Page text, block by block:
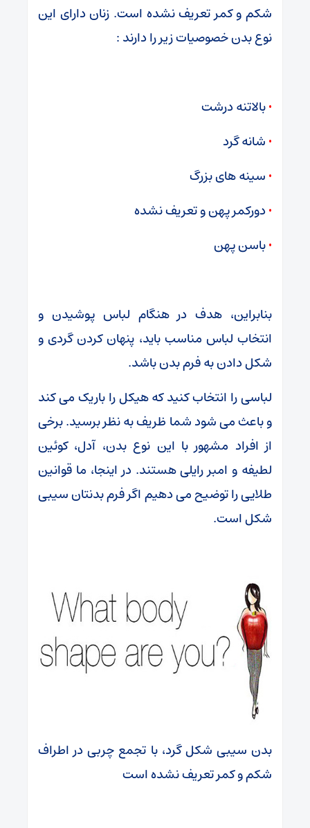
شکم و کمر تعریف نشده است. زنان دارای این
نوع بدن خصوصیات زیر را دارند :
•بالاتنه درشت
•شانه گرد
•سینه های بزرگ
•دورکمر پهن و تعریف نشده
•باسن پهن
بنابراین، هدف در هنگام لباس پوشیدن و
انتخاب لباس مناسب باید، پنهان کردن گردی و
شکل دادن به فرم بدن باشد.
لباسی را انتخاب کنید که هیکل را باریک می کند
و باعث می شود شما ظریف به نظر برسید. برخی
از افراد مشهور با این نوع بدن، آدل، کوئین
لطیفه و امبر رایلی هستند. در اینجا، ما قوانین
طلایی را توضیح می دهیم اگر فرم بدنتان سیبی
شکل است.
بدن سیبی شکل گرد، با تجمع چربی در اطراف
شکم و کمر تعریف نشده است